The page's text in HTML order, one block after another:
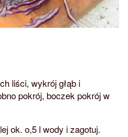
liści, wykrój głąb i
pokrój, boczek pokrój w
ok. o,5 l wody i zagotuj.